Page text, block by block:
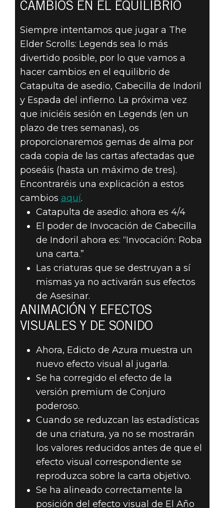
NOTAS DEL
PARCHE 2.8 DE
THE ELDER
SCROLLS:
LEGENDS
CAMBIOS EN EL EQUILIBRIO
Siempre intentamos que jugar a The
Elder Scrolls: Legends sea lo más
divertido posible, por lo que vamos a
hacer cambios en el equilibrio de
Catapulta de asedio, Cabecilla de Indoril
y Espada del infierno. La próxima vez
que iniciéis sesión en Legends (en un
plazo de tres semanas), os
proporcionaremos gemas de alma por
cada copia de las cartas afectadas que
poseáis (hasta un máximo de tres).
Encontraréis una explicación a estos
cambios aquí.
Catapulta de asedio: ahora es 4/4
El poder de Invocación de Cabecilla
de Indoril ahora es: “Invocación: Roba
una carta.”
Las criaturas que se destruyan a sí
mismas ya no activarán sus efectos
de Asesinar.
ANIMACIÓN Y EFECTOS
VISUALES Y DE SONIDO
Ahora, Edicto de Azura muestra un
nuevo efecto visual al jugarla.
Se ha corregido el efecto de la
versión premium de Conjuro
poderoso.
Cuando se reduzcan las estadísticas
de una criatura, ya no se mostrarán
los valores reducidos antes de que el
efecto visual correspondiente se
reproduzca sobre la carta objetivo.
Se ha alineado correctamente la
posición del efecto visual de El Año